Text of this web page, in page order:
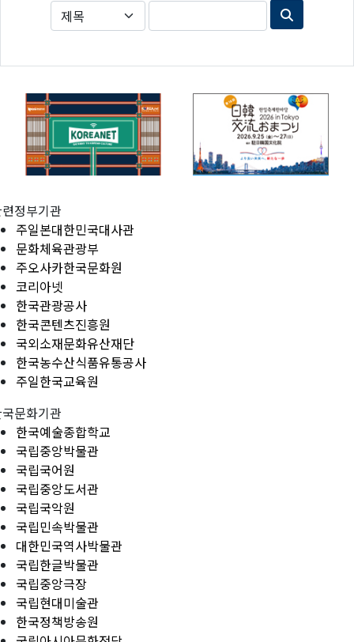
정부기관
주일본대한민국대사관
문화체육관광부
주오사카한국문화원
코리아넷
한국관광공사
한국콘텐츠진흥원
국외소재문화유산재단
한국농수산식품유통공사
주일한국교육원
문화기관
한국예술종합학교
국립중앙박물관
국립국어원
국립중앙도서관
국립국악원
국립민속박물관
대한민국역사박물관
국립한글박물관
국립중앙극장
국립현대미술관
한국정책방송원